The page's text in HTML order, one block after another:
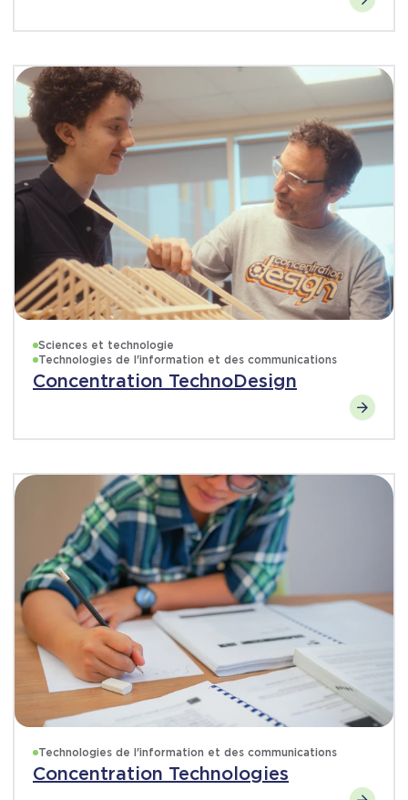
Sciences et technologie
Technologies de l'information et des communications
Concentration TechnoDesign
Technologies de l'information et des communications
Concentration Technologies